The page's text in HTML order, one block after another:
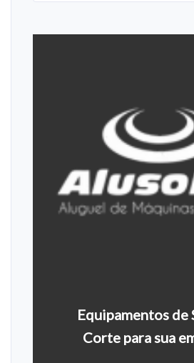
Equipamentos de
Corte para sua